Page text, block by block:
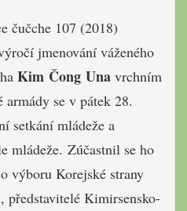
čučche 107 (2018)
jmenování váženého
Kim Čong Una vrchním
se v pátek 28.
setkání mládeže a
mládeže. Zúčastnil se ho
výboru Korejské strany
představitelé Kimirsensko-